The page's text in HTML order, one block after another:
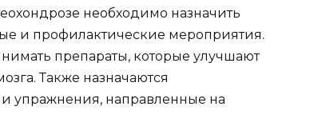
необходимо назначить
и профилактические мероприятия.
препараты, которые улучшают
Также назначаются
упражнения, направленные на